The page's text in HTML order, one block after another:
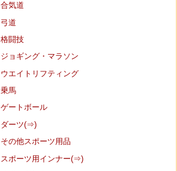
合気道
弓道
格闘技
ジョギング・マラソン
ウエイトリフティング
乗馬
ゲートボール
ダーツ(⇒)
その他スポーツ用品
スポーツ用インナー(⇒)